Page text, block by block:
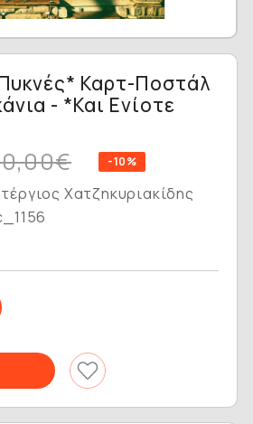
Καρτ-Ποστάλ
- *και Ενίοτε
-10%
Χατζηκυριακίδης